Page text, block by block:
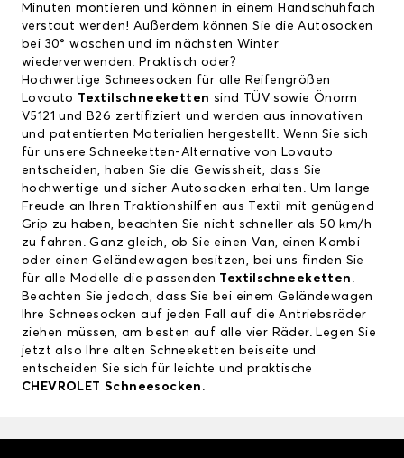
Minuten montieren und können in einem Handschuhfach
verstaut werden! Außerdem können Sie die Autosocken
bei 30° waschen und im nächsten Winter
wiederverwenden. Praktisch oder?
Hochwertige Schneesocken für alle Reifengrößen
Lovauto Textilschneeketten sind TÜV sowie Önorm
V5121 und B26 zertifiziert und werden aus innovativen
und patentierten Materialien hergestellt. Wenn Sie sich
für unsere Schneeketten-Alternative von Lovauto
entscheiden, haben Sie die Gewissheit, dass Sie
hochwertige und sicher Autosocken erhalten. Um lange
Freude an Ihren Traktionshilfen aus Textil mit genügend
Grip zu haben, beachten Sie nicht schneller als 50 km/h
zu fahren. Ganz gleich, ob Sie einen Van, einen Kombi
oder einen Geländewagen besitzen, bei uns finden Sie
für alle Modelle die passenden Textilschneeketten
Beachten Sie jedoch, dass Sie bei einem Geländewagen
Ihre Schneesocken auf jeden Fall auf die Antriebsräder
ziehen müssen, am besten auf alle vier Räder. Legen Sie
jetzt also Ihre alten Schneeketten beiseite und
entscheiden Sie sich für leichte und praktische
CHEVROLET Schneesocken